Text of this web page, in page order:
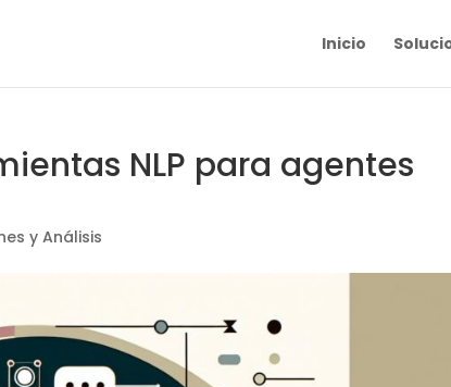
Inicio
NLP para agentes
y Análisis